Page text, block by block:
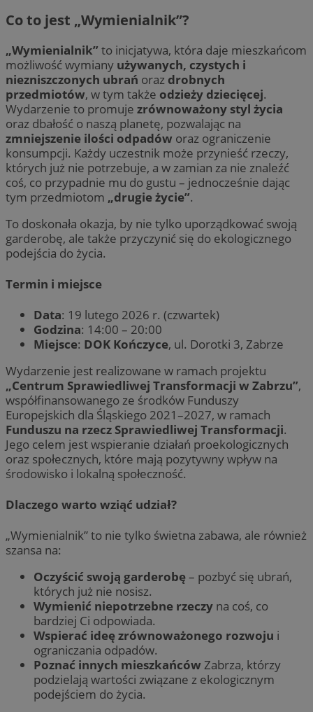
Co to jest „Wymienialnik”?
„Wymienialnik” to inicjatywa, która daje mieszkańcom
możliwość wymiany używanych, czystych i
niezniszczonych ubrań oraz drobnych
przedmiotów, w tym także odzieży dziecięcej.
Wydarzenie to promuje zrównoważony styl życia
oraz dbałość o naszą planetę, pozwalając na
zmniejszenie ilości odpadów oraz ograniczenie
konsumpcji. Każdy uczestnik może przynieść rzeczy,
których już nie potrzebuje, a w zamian za nie znaleźć
coś, co przypadnie mu do gustu – jednocześnie dając
tym przedmiotom „drugie życie”.
To doskonała okazja, by nie tylko uporządkować swoją
garderobę, ale także przyczynić się do ekologicznego
podejścia do życia.
Termin i miejsce
Data: 19 lutego 2026 r. (czwartek)
Godzina: 14:00 – 20:00
Miejsce: DOK Kończyce, ul. Dorotki 3, Zabrze
Wydarzenie jest realizowane w ramach projektu
„Centrum Sprawiedliwej Transformacji w Zabrzu”,
współfinansowanego ze środków Funduszy
Europejskich dla Śląskiego 2021–2027, w ramach
Funduszu na rzecz Sprawiedliwej Transformacji.
Jego celem jest wspieranie działań proekologicznych
oraz społecznych, które mają pozytywny wpływ na
środowisko i lokalną społeczność.
Dlaczego warto wziąć udział?
„Wymienialnik” to nie tylko świetna zabawa, ale również
szansa na:
Oczyścić swoją garderobę– pozbyć się ubrań,
których już nie nosisz.
Wymienić niepotrzebne rzeczy na coś, co
bardziej Ci odpowiada.
Wspierać ideę zrównoważonego rozwoju i
ograniczania odpadów.
Poznać innych mieszkańców Zabrza, którzy
podzielają wartości związane z ekologicznym
podejściem do życia.